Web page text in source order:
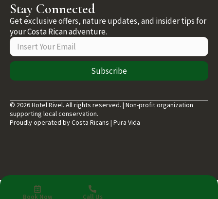
Book Now Call Us
Stay Connected
Get exclusive offers, nature updates, and insider tips for
your Costa Rican adventure.
Subscribe
© 2026 Hotel Rivel. All rights reserved. | Non-profit organization
supporting local conservation.
Proudly operated by Costa Ricans | Pura Vida